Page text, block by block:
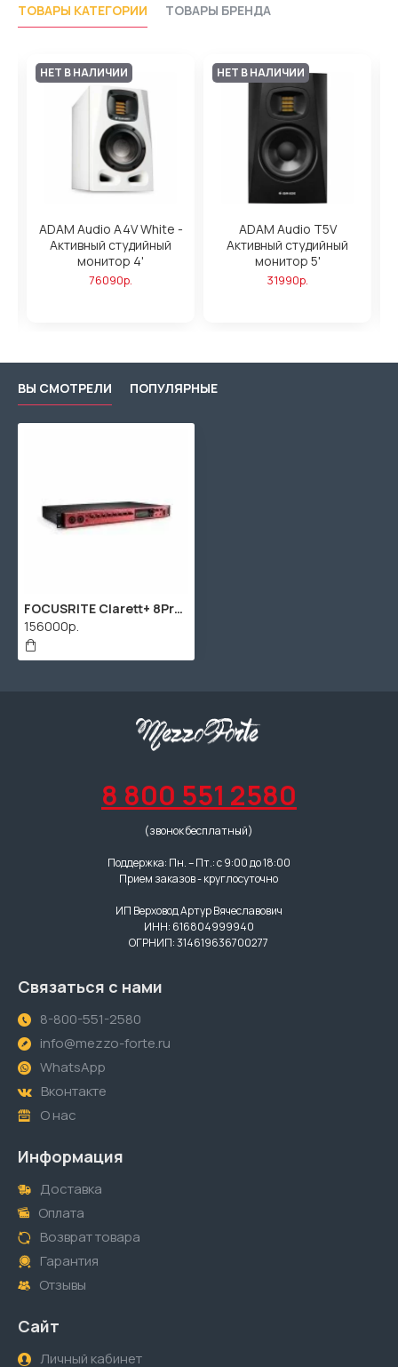
ТОВАРЫ КАТЕГОРИИ ТОВАРЫ БРЕНДА
НЕТ В НАЛИЧИИ
ADAM Audio A4V White -
Активный студийный
монитор 4'
76090р.
НЕТ В НАЛИЧИИ
ADAM Audio T5V
Активный студийный
монитор 5'
31990р.
ВЫ СМОТРЕЛИ ПОПУЛЯРНЫЕ
FOCUSRITE Clarett+ 8Pre интерфейс, 18 входов/20 выходов
156000р.
8 800 551 2580
(звонок бесплатный)
Поддержка: Пн. – Пт.: с 9:00 до 18:00
Прием заказов - круглосуточно
ИП Верховод Артур Вячеславович
ИНН: 616804999940
ОГРНИП: 314619636700277
Связаться с нами
8-800-551-2580
info@mezzo-forte.ru
WhatsApp
Вконтакте
О нас
Информация
Доставка
Оплата
Возврат товара
Гарантия
Отзывы
Сайт
Личный кабинет